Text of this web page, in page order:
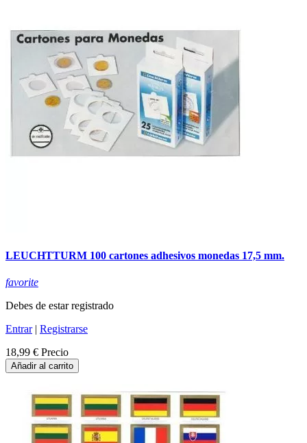
LEUCHTTURM 100 cartones adhesivos monedas 17,5 mm.
favorite
Debes de estar registrado
Entrar| Registrarse
18,99 € Precio
Añadir al carrito